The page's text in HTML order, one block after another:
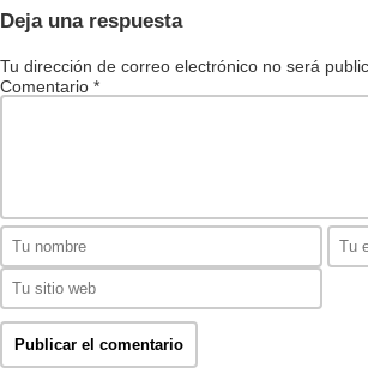
Deja una respuesta
Tu dirección de correo electrónico no será
Comentario *